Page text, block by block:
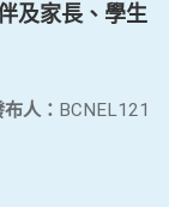
及家長、學生
人： BCNEL121